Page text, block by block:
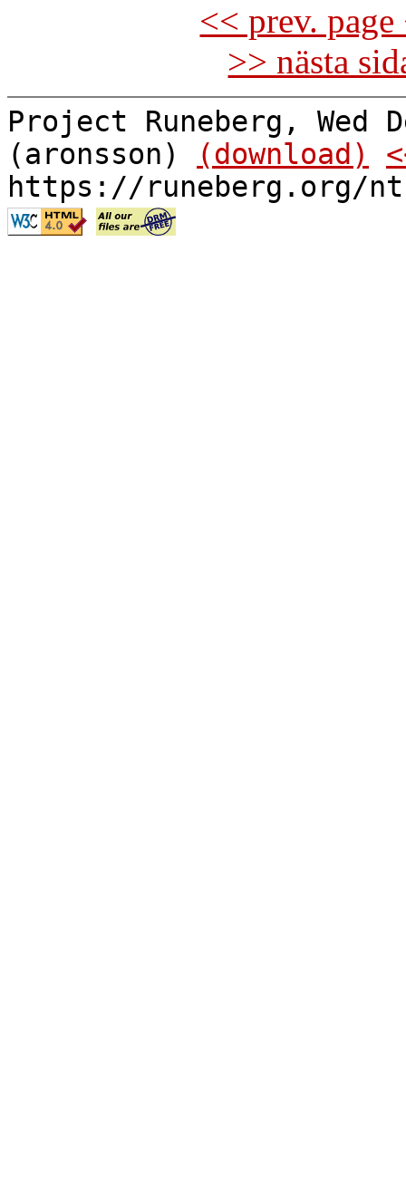
<< prev.
>> nästa
Project Runeberg, Wed
(aronsson)
(download)
https://runeberg.org/